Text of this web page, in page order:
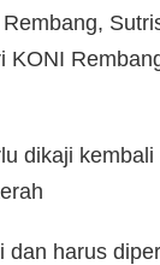
dikaji
dan harus